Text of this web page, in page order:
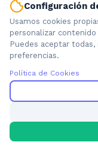
Configuración
Usamos cookies
personalizar
Puedes aceptar
preferencias.
Política de Cookies